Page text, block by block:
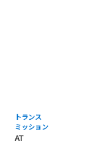
トランス
ミッション
AT